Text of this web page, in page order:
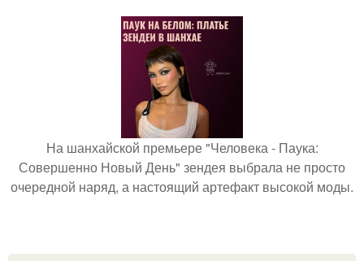
На шанхайской премьере "Человека - Паука:
Совершенно Новый День" зендея выбрала не просто
очередной наряд, а настоящий артефакт высокой моды.